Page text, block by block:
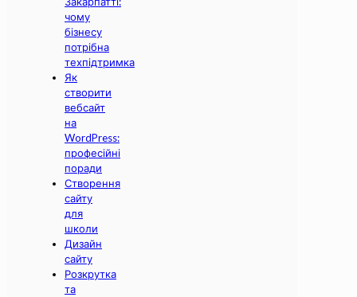
чому
бізнесу
потрібна
техпідтримка
Як
створити
вебсайт
на
WordPress:
професійні
поради
Створення
сайту
для
школи
Дизайн
сайту
Розкрутка
та